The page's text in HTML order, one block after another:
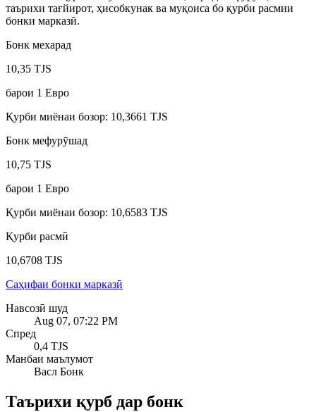
таърихи тағйирот, ҳисобкунак ва муқоиса бо қурби расмии
бонки марказӣ.
Бонк мехарад
10,35 TJS
барои 1 Евро
Қурби миёнаи бозор: 10,3661 TJS
Бонк мефурӯшад
10,75 TJS
барои 1 Евро
Қурби миёнаи бозор: 10,6583 TJS
Қурби расмӣ
10,6708 TJS
Саҳифаи бонки марказӣ
Навсозӣ шуд
Aug 07, 07:22 PM
Спред
0,4 TJS
Манбаи маълумот
Васл Бонк
Таърихи қурб дар бонк